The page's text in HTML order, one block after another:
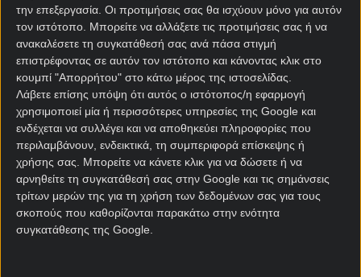
την επεξεργασία. Οι προτιμήσεις σας θα ισχύουν μόνο για αυτόν
τον ιστότοπο. Μπορείτε να αλλάξετε τις προτιμήσεις σας ή να
ανακαλέσετε τη συγκατάθεσή σας ανά πάσα στιγμή
επιστρέφοντας σε αυτόν τον ιστότοπο και κάνοντας κλικ στο
κουμπί "Απορρήτου" στο κάτω μέρος της ιστοσελίδας.
Λάβετε επίσης υπόψη ότι αυτός ο ιστότοπος/η εφαρμογή
χρησιμοποιεί μία ή περισσότερες υπηρεσίες της Google και
ενδέχεται να συλλέγει και να αποθηκεύει πληροφορίες που
περιλαμβάνουν, ενδεικτικά, τη συμπεριφορά επίσκεψης ή
χρήσης σας. Μπορείτε να κάνετε κλικ για να δώσετε ή να
αρνηθείτε τη συγκατάθεσή σας στην Google και τις σημάνσεις
τρίτων μερών της για τη χρήση των δεδομένων σας για τους
σκοπούς που καθορίζονται παρακάτω στην ενότητα
συγκατάθεσης της Google.
Tο Παγκόσμιο στη Stoiximan με 2026 δώρα*
Η προσφορά δεν σταματά εδώ! Όταν αποφασίσεις να
κάνεις την πρώτη σου κατάθεση, άλλα 1000 δώρα*
σε περιμένουν για να αυξήσεις ακόμα περισσότερο
τις επιλογές και τη διασκέδασή σου!
Μπαίνεις δυνατά στη δράση με δώρα* που σου
δίνουν επιπλέον ευκαιρίες σε Στοίχημα και Live
Casino. Η προσφορά είναι διαθέσιμη για
περιορισμένο χρονικό διάστημα, δίνοντάς σου την
ευκαιρία να επωφεληθείτε άμεσα.